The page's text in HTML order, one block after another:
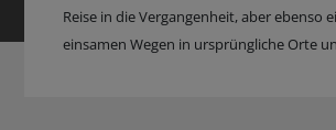
Reise in die Vergangenheit, aber ebenso
einsamen Wegen in ursprüngliche Orte